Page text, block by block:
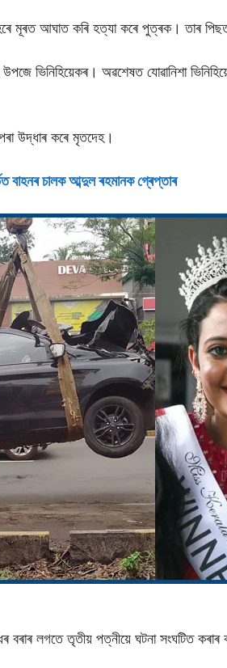
মূৰত আঘাত কৰি হত্যা কৰে পুত্ৰক। তাৰ
উপজে ভিনিহিয়েকৰ। অৱশেষত যোৱানিশা
উদ্ধাৰ কৰে মৃতদেহ।
বাহনৰ চালক আব্দুল ৰহমানক গ্ৰেপ্তাৰ
লগতে তৃতীয় পত্নীয়ে ঘটনা সংঘটিত কৰাৰ